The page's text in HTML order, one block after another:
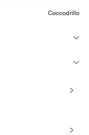
Coccodrillo